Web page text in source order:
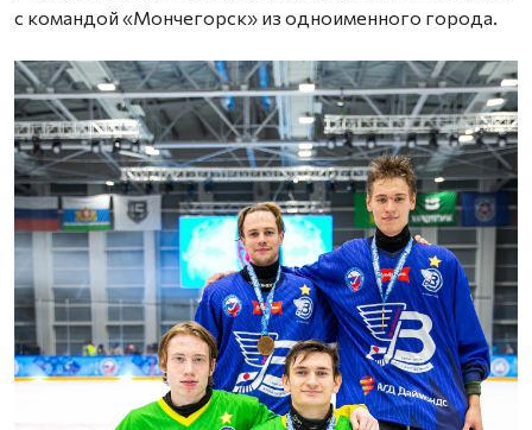
с командой «Мончегорск» из одноименного города.